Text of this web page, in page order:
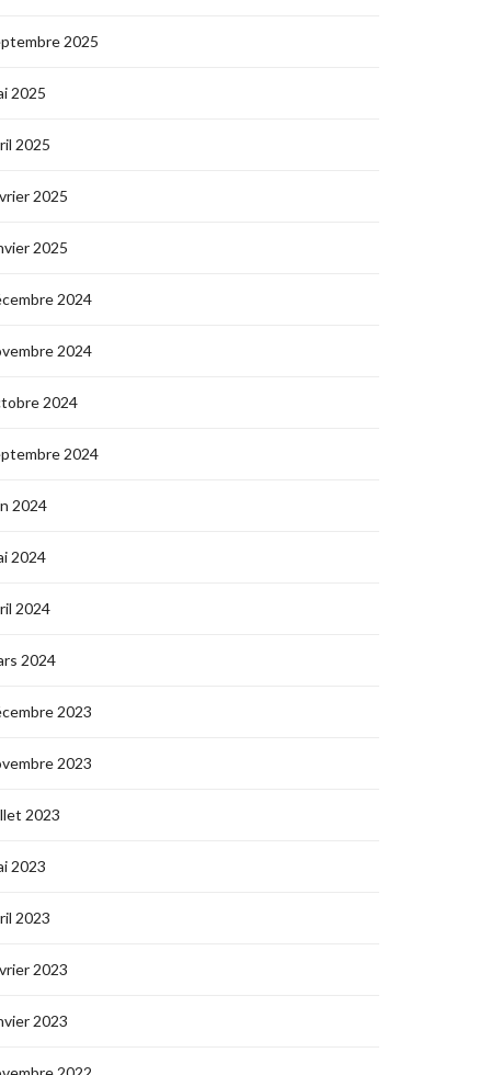
2025
2025
2025
2025
2025
2024
2024
2024
2024
2024
2024
2024
2024
2023
2023
2023
2023
2023
2023
2023